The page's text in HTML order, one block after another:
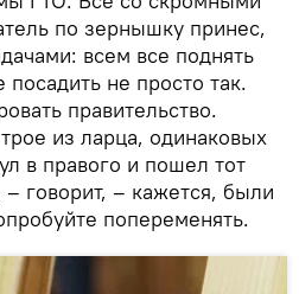
по зернышку принес,
всем все поднять
посадить не просто так.
правительство.
из ларца, одинаковых
в правого и пошел тот
говорит, – кажется, были
попеременять.